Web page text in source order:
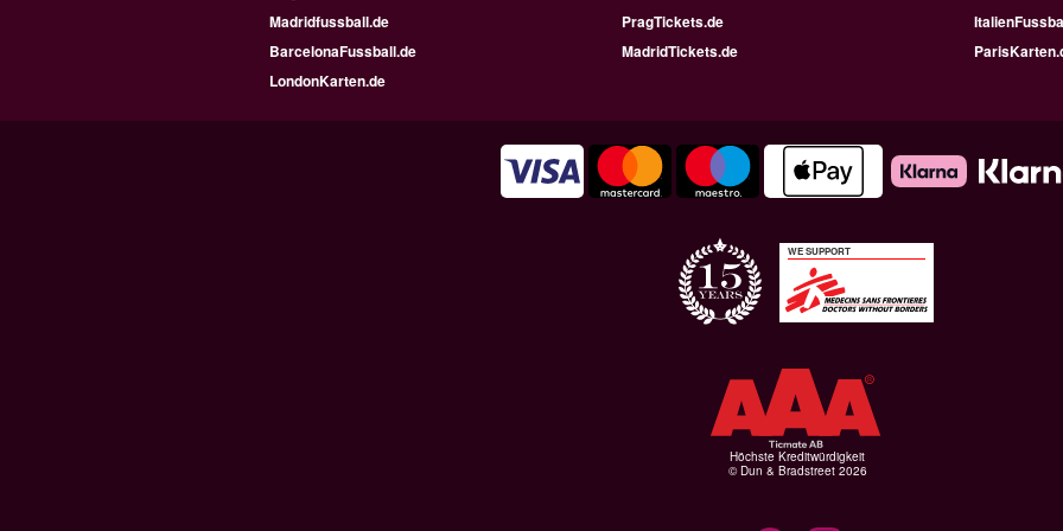
Madridfussball.de
PragTickets.de
BarcelonaFussball.de
MadridTickets.de
LondonKarten.de
WE SUPPORT
Höchste Kreditwürdigkeit
© Dun & Bradstreet 2026